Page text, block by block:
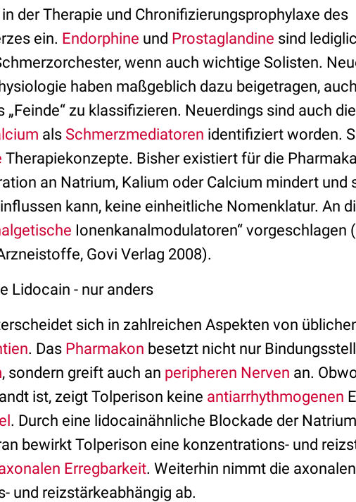
der Therapie und Chronifizierungsprophylaxe des
ein. Endorphine und Prostaglandine sind
wenn auch wichtige Solisten.
haben maßgeblich dazu beigetragen,
„Feinde“ zu klassifizieren. Neuerdings sind auch die
als Schmerzmediatoren identifiziert worden.
Therapiekonzepte. Bisher existiert für die
an Natrium, Kalium oder Calcium mindert und
kann, keine einheitliche Nomenklatur. An
Ionenkanalmodulatoren“ vorgeschlagen
Govi Verlag 2008).
Lidocain - nur anders
sich in zahlreichen Aspekten von
. Das Pharmakon besetzt nicht nur
, sondern greift auch an peripheren Nerven an.
ist, zeigt Tolperison keine antiarrhythmogenen
. Durch eine lidocainähnliche Blockade der
bewirkt Tolperison eine konzentrations- und
Erregbarkeit. Weiterhin nimmt die
und reizstärkeabhängig ab.